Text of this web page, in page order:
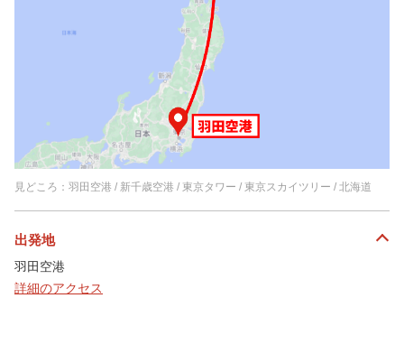
見どころ：羽田空港 / 新千歳空港 / 東京タワー / 東京スカイツリー / 北海道
出発地
羽田空港
詳細のアクセス